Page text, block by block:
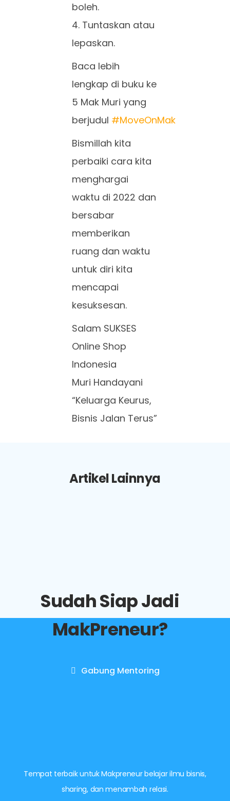
boleh.
4. Tuntaskan atau
lepaskan.
Baca lebih
lengkap di buku ke
5 Mak Muri yang
berjudul #MoveOnMak
Bismillah kita
perbaiki cara kita
menghargai
waktu di 2022 dan
bersabar
memberikan
ruang dan waktu
untuk diri kita
mencapai
kesuksesan.
Salam SUKSES
Online Shop
Indonesia
Muri Handayani
“Keluarga Keurus,
Bisnis Jalan Terus”
Artikel Lainnya
Sudah Siap Jadi
MakPreneur?
Gabung Mentoring
Tempat terbaik untuk Makpreneur belajar ilmu bisnis,
sharing, dan menambah relasi.